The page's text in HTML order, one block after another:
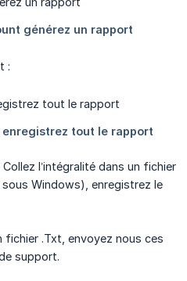
:
l’intégralité dans un fichier
Windows), enregistrez le
fichier .Txt, envoyez nous ces
support.